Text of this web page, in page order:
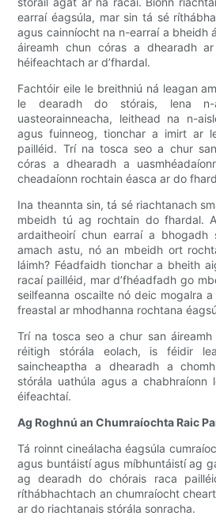
earraí éagsúla, mar sin tá sé
agus cainníocht na n-earraí a bheidh
áireamh chun córas a dhearadh
héifeachtach ar d’fhardal.
Fachtóir eile le breithniú ná leagan
le dearadh do stórais, lena
uasteorainneacha, leithead na n-
agus fuinneog, tionchar a imirt ar
pailléid. Trí na tosca seo a chur
córas a dhearadh a
cheadaíonn rochtain éasca ar do
Ina theannta sin, tá sé riachtanach
mbeidh tú ag rochtain do fhardal.
ardaitheoirí chun earraí a
amach astu, nó an mbeidh ort
láimh? Féadfaidh tionchar a bheith
racaí pailléid, mar d’fhéadfadh go
seilfeanna oscailte nó deic mogalra
freastal ar mhodhanna rochtana
Trí na tosca seo a chur san
réitigh stórála eolach, is féidir
saincheaptha a dhearadh a
stórála uathúla agus a chabhraíonn
éifeachtaí.
Ag Roghnú an Chumraíochta Raic
Tá roinnt cineálacha éagsúla
agus buntáistí agus míbhuntáistí ag
ag dearadh do chórais raca
ríthábhachtach an chumraíocht
ar do riachtanais stórála sonracha.